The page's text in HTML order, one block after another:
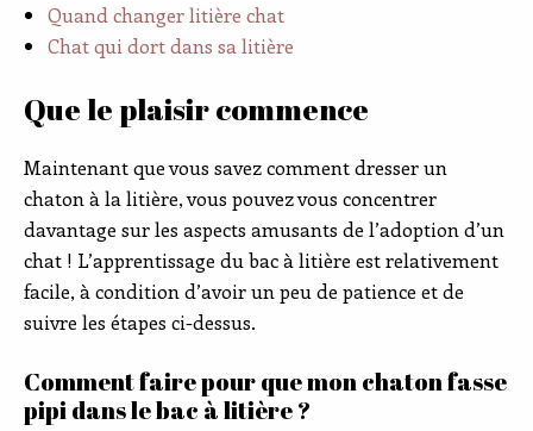
Quand changer litière chat
Chat qui dort dans sa litière
Que le plaisir commence
Maintenant que vous savez comment dresser un
chaton à la litière, vous pouvez vous concentrer
davantage sur les aspects amusants de l’adoption d’un
chat ! L’apprentissage du bac à litière est relativement
facile, à condition d’avoir un peu de patience et de
suivre les étapes ci-dessus.
Comment faire pour que mon chaton fasse
pipi dans le bac à litière ?